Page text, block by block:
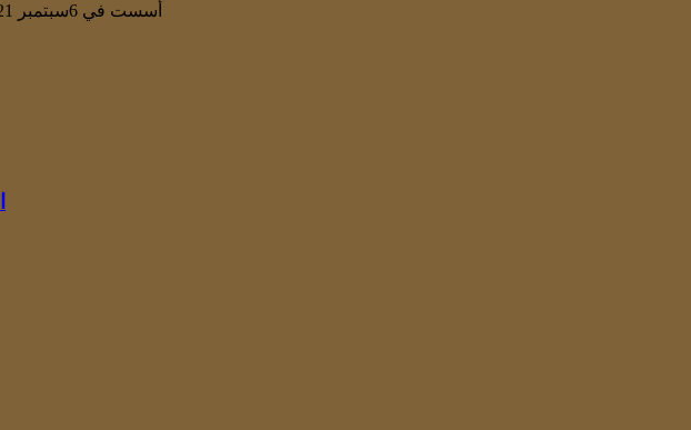
First and only Arabic news channel in Mauritius. اول جريدة باللغة العربية في موريشيوس Since 6 Sept 2021 أسست في 6سبتمبر 2021